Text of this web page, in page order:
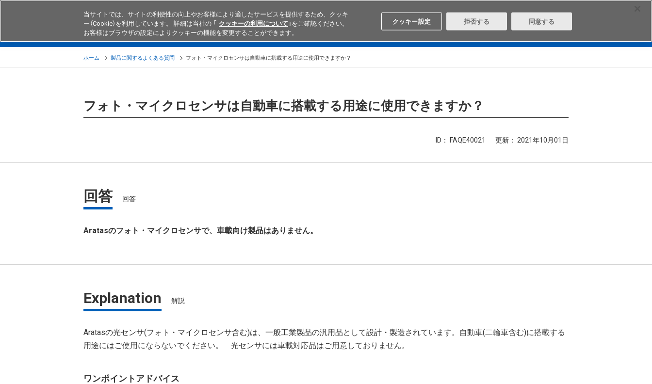
Japan Search
製品 業界・用途別商品 知る・学ぶ テクニカルサポート
ホーム 製品に関するよくある質問 フォト・マイクロセンサは自動車に搭載する用途に使用できますか？
フォト・マイクロセンサは自動車に搭載する用途に使用できますか？
ID： FAQE40021 更新： 2021年10月01日
回答 回答
Aratasのフォト・マイクロセンサで、車載向け製品はありません。
Explanation 解説
Aratasの光センサ(フォト・マイクロセンサ含む)は、一般工業製品の汎用品として設計・製造されています。自動車(二輪車含む)に搭載する
用途にはご使用にならないでください。 光センサには車載対応品はご用意しておりません。
ワンポイントアドバイス
当サイトでは、サイトの利便性の向上やお客様により適したサービスを提供するため、クッキ
ー（Cookie）を利用しています。 詳細は当社の 「 クッキーの利用について 」をご確認ください。
お客様はブラウザの設定によりクッキーの機能を変更することができます。
クッキー設定 拒否する 同意する